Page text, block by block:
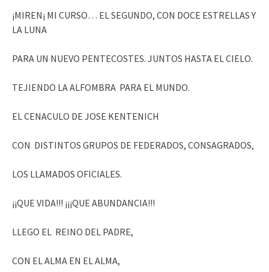
¡MIREN¡ MI CURSO… EL SEGUNDO, CON DOCE ESTRELLAS Y
LA LUNA
PARA UN NUEVO PENTECOSTES. JUNTOS HASTA EL CIELO.
TEJIENDO LA ALFOMBRA PARA EL MUNDO.
EL CENACULO DE JOSE KENTENICH
CON DISTINTOS GRUPOS DE FEDERADOS, CONSAGRADOS,
LOS LLAMADOS OFICIALES.
¡¡QUE VIDA!!! ¡¡¡QUE ABUNDANCIA!!!
LLEGO EL REINO DEL PADRE,
CON EL ALMA EN EL ALMA,